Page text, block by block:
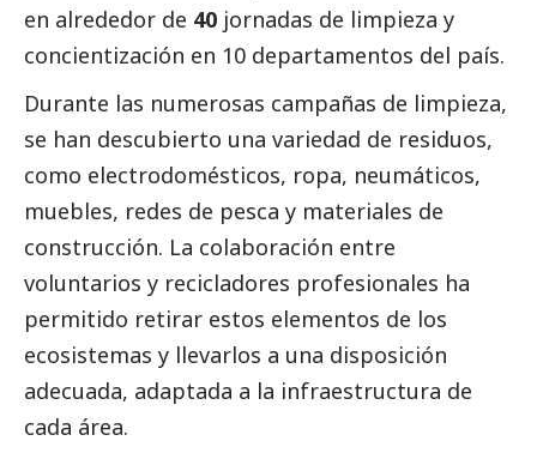
en alrededor de 40 jornadas de limpieza y
concientización en 10 departamentos del país.
Durante las numerosas campañas de limpieza,
se han descubierto una variedad de residuos,
como electrodomésticos, ropa, neumáticos,
muebles, redes de pesca y materiales de
construcción. La colaboración entre
voluntarios y recicladores profesionales ha
permitido retirar estos elementos de los
ecosistemas y llevarlos a una disposición
adecuada, adaptada a la infraestructura de
cada área.